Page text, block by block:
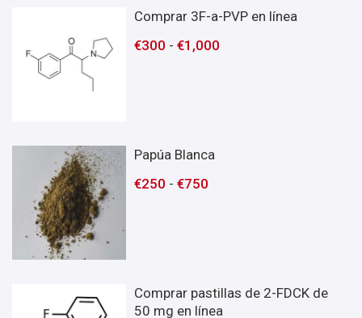
Comprar 3F-a-PVP en línea
€300 -€1,000
Papúa Blanca
€250 -€750
Comprar pastillas de 2-FDCK de
50 mg en línea